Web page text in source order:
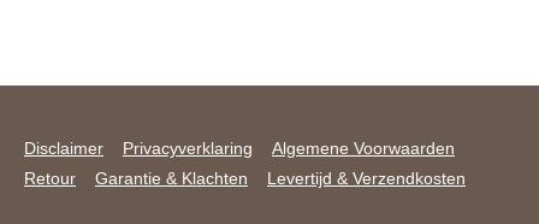
Disclaimer Privacyverklaring
Algemene Voorwaarden
Retour
Garantie & Klachten Levertijd & Verzendkosten